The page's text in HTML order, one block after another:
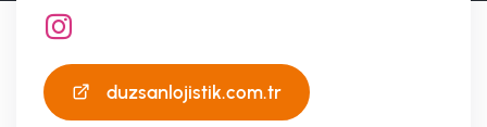
duzsanlojistik.com.tr